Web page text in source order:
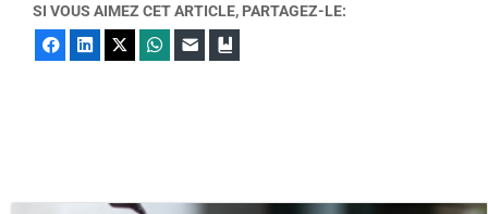
SI VOUS AIMEZ CET ARTICLE, PARTAGEZ-LE:
FacebookLinkedIn WhatsApp
E-mail